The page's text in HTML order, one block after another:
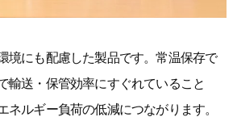
境にも配慮した製品です。常温保存で
輸送・保管効率にすぐれていること
ネルギー負荷の低減につながります。